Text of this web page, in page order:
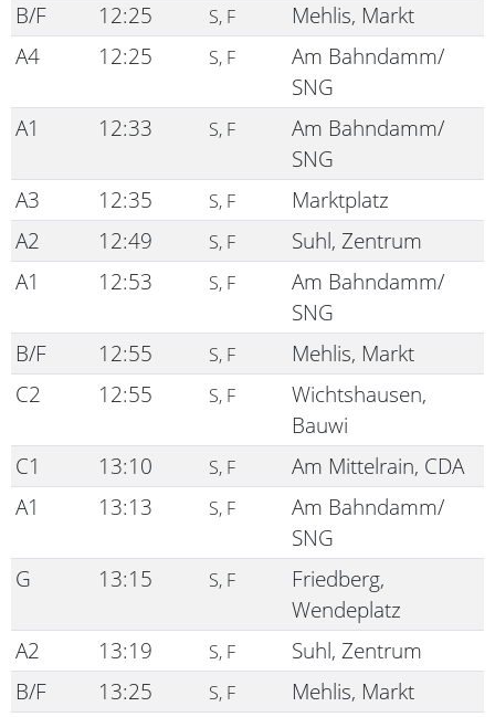
B/F
12:25 S, F
Mehlis, Markt
A4
12:25 S, F
Am Bahndamm/
SNG
A1
12:33 S, F
Am Bahndamm/
SNG
A3
12:35 S, F
Marktplatz
A2
12:49 S, F
Suhl, Zentrum
A1
12:53 S, F
Am Bahndamm/
SNG
B/F
12:55 S, F
Mehlis, Markt
C2
12:55 S, F
Wichtshausen,
Bauwi
C1
13:10 S, F
Am Mittelrain, CDA
A1
13:13 S, F
Am Bahndamm/
SNG
G
13:15 S, F
Friedberg,
Wendeplatz
A2
13:19 S, F
Suhl, Zentrum
B/F
13:25 S, F
Mehlis, Markt